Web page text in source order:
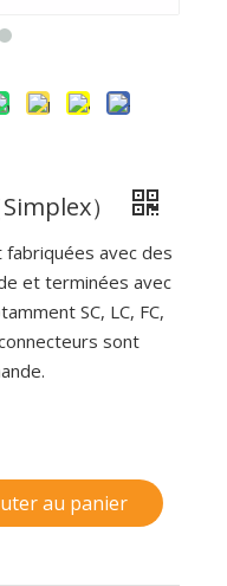
）
avec des
et terminées avec
SC, LC, FC,
sont
au panier